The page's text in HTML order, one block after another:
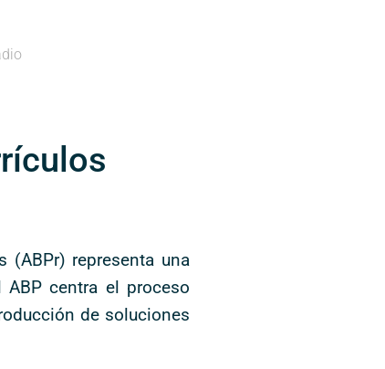
(ABPr) representa una
centra el proceso
de soluciones